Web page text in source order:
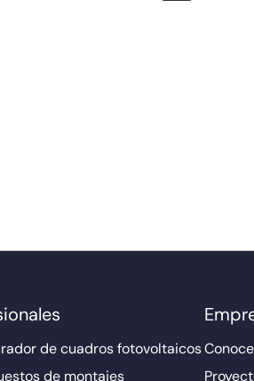
de cuadros fotovoltaicos
de montajes